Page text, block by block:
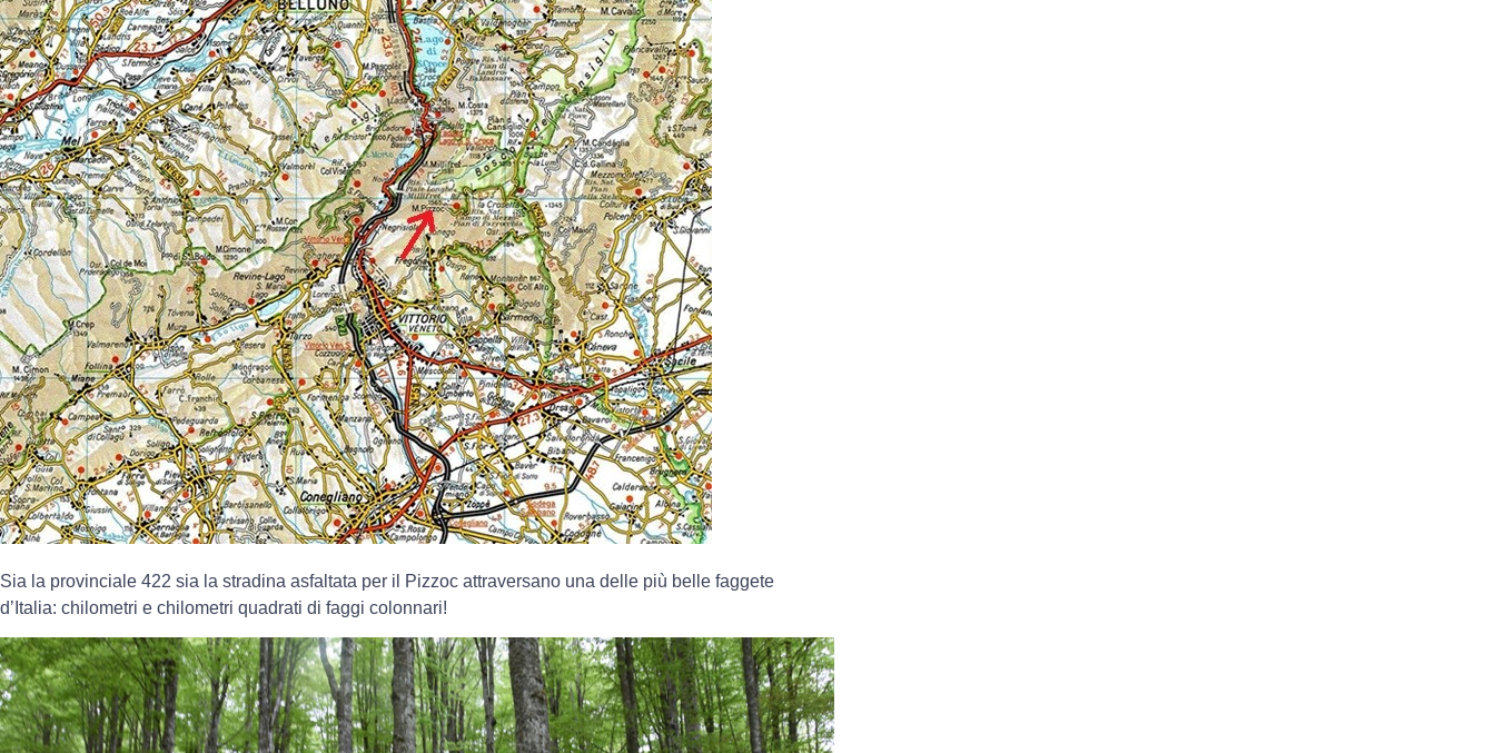
Sia la provinciale 422 sia la stradina asfaltata per il Pizzoc attraversano una delle più belle faggete
d’Italia: chilometri e chilometri quadrati di faggi colonnari!